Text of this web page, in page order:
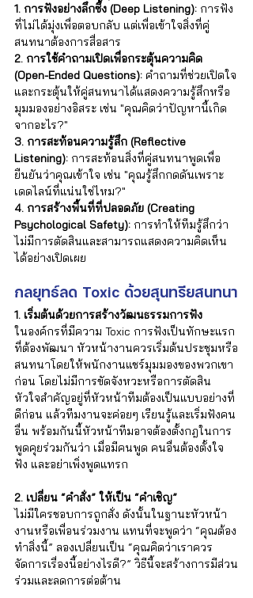
1. การฟังอย่างลึกซึ้ง (Deep Listening): การฟัง
ที่ไม่ได้มุ่งเพื่อตอบกลับ แต่เพื่อเข้าใจสิ่งที่คู่
สนทนาต้องการสื่อสาร
2. การใช้คำถามเปิดเพื่อกระตุ้นความคิด
(Open-Ended Questions): คำถามที่ช่วยเปิดใจ
และกระตุ้นให้คู่สนทนาได้แสดงความรู้สึกหรือ
มุมมองอย่างอิสระ เช่น "คุณคิดว่าปัญหานี้เกิด
จากอะไร?"
3. การสะท้อนความรู้สึก (Reflective
Listening): การสะท้อนสิ่งที่คู่สนทนาพูดเพื่อ
ยืนยันว่าคุณเข้าใจ เช่น "คุณรู้สึกกดดันเพราะ
เดดไลน์ที่แน่นใช่ไหม?"
4. การสร้างพื้นที่ที่ปลอดภัย (Creating
Psychological Safety): การทำให้ทีมรู้สึกว่า
ไม่มีการตัดสินและสามารถแสดงความคิดเห็น
ได้อย่างเปิดเผย
กลยุทธ์ลด Toxic ด้วยสุนทรียสนทนา
1. เริ่มต้นด้วยการสร้างวัฒนธรรมการฟัง
ในองค์กรที่มีความ Toxic การฟังเป็นทักษะแรก
ที่ต้องพัฒนา หัวหน้างานควรเริ่มต้นประชุมหรือ
สนทนาโดยให้พนักงานแชร์มุมมองของพวกเขา
ก่อน โดยไม่มีการขัดจังหวะหรือการตัดสิน
หัวใจสำคัญอยู่ที่หัวหน้าทีมต้องเป็นแบบอย่างที่
ดีก่อน แล้วทีมงานจะค่อยๆ เรียนรู้และเริ่มฟังคน
อื่น พร้อมกันนี้หัวหน้าทีมอาจต้องตั้งกฎในการ
พูดคุยร่วมกันว่า เมื่อมีคนพูด คนอื่นต้องตั้งใจ
ฟัง และอย่าเพิ่งพูดแทรก
2. เปลี่ยน “คำสั่ง” ให้เป็น “คำเชิญ”
ไม่มีใครชอบการถูกสั่ง ดังนั้นในฐานะหัวหน้า
งานหรือเพื่อนร่วมงาน แทนที่จะพูดว่า “คุณต้อง
ทำสิ่งนี้” ลองเปลี่ยนเป็น “คุณคิดว่าเราควร
จัดการเรื่องนี้อย่างไรดี?” วิธีนี้จะสร้างการมีส่วน
ร่วมและลดการต่อต้าน